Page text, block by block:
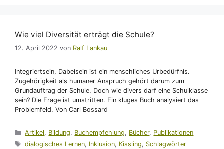
Wie viel Diversität erträgt die Schule?
12. April 2022 von Ralf Lankau
Integriertsein, Dabeisein ist ein menschliches Urbedürfnis.
Zugehörigkeit als humaner Anspruch gehört darum zum
Grundauftrag der Schule. Doch wie divers darf eine Schulklasse
sein? Die Frage ist umstritten. Ein kluges Buch analysiert das
Problemfeld. Von Carl Bossard
Kategorien
Artikel, Bildung, Buchempfehlung, Bücher, Publikationen
Schlagwörter
dialogisches Lernen, Inklusion, Kissling, Schlagwörter